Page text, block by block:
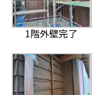
1階外壁完了